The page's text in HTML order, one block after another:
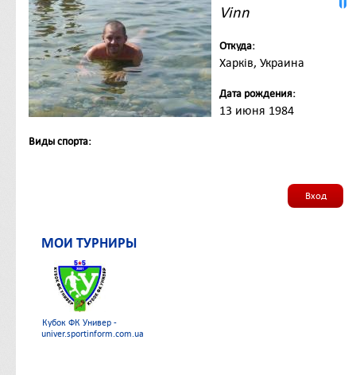
Vinn
Откуда:
Харків, Украина
Дата рождения:
13 июня 1984
Виды спорта:
Вход
МОИ ТУРНИРЫ
Кубок ФК Универ -
univer.sportinform.com.ua